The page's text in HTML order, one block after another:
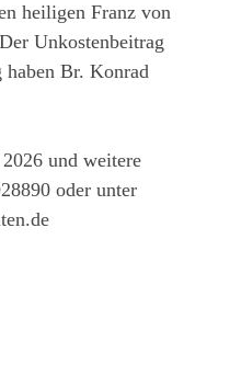
heiligen Franz von
Unkostenbeitrag
Br. Konrad
und weitere
oder unter